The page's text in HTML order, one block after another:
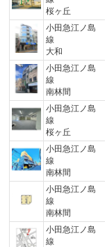
桜ヶ丘
小田急江ノ島
線
大和
小田急江ノ島
線
南林間
小田急江ノ島
線
桜ヶ丘
小田急江ノ島
線
南林間
小田急江ノ島
線
南林間
小田急江ノ島
線